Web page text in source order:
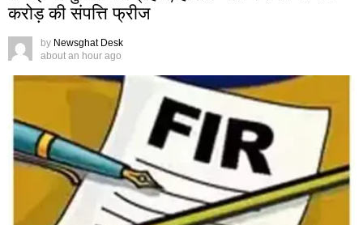
करोड़ की संपत्ति फ्रीज
by Newsghat Desk
about an hour ago